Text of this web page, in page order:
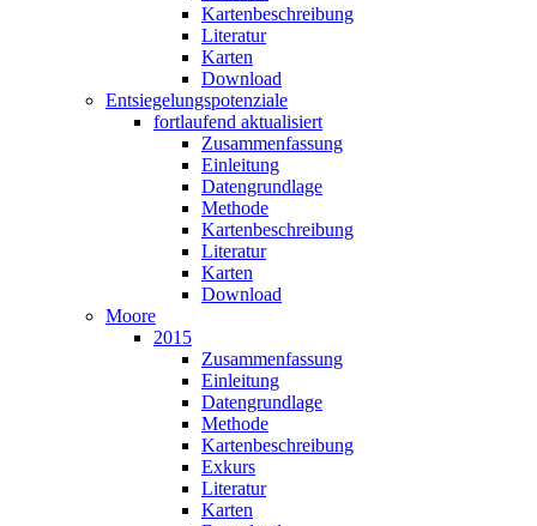
Karten­beschreibung
Literatur
Karten
Download
Entsiegelungs­potenziale
fortlaufend aktualisiert
Zusammenfassung
Einleitung
Datengrundlage
Methode
Karten­beschreibung
Literatur
Karten
Download
Moore
2015
Zusammen­fassung
Einleitung
Datengrundlage
Methode
Karten­beschreibung
Exkurs
Literatur
Karten